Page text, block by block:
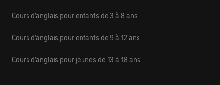
Cours d’anglais pour enfants de 3 à 8 ans
Cours d’anglais pour enfants de 9 à 12 ans
Cours d’anglais pour jeunes de 13 à 18 ans